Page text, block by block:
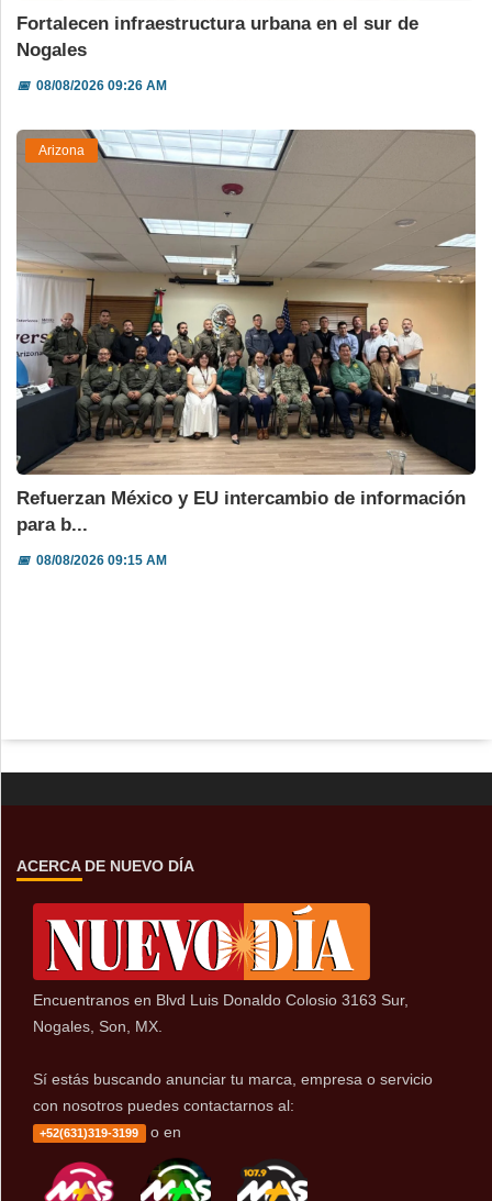
Fortalecen infraestructura urbana en el sur de
Nogales
📅08/08/2026 09:26 AM
Arizona
Refuerzan México y EU intercambio de información
para b...
📅08/08/2026 09:15 AM
ACERCA DE NUEVO DÍA
Encuentranos en Blvd Luis Donaldo Colosio 3163 Sur,
Nogales, Son, MX.
Sí estás buscando anunciar tu marca, empresa o servicio
con nosotros puedes contactarnos al:
+52(631)319-3199 o en